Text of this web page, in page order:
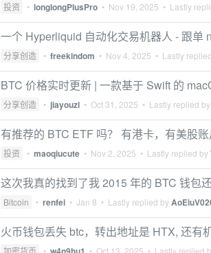
投资 • longlongPlusPro • Nov 19, 2025 • Lastly
一个 Hyperliquid 自动化交易机器人 - 跟单
分享创造 • freekindom • Nov 4, 2025 • Lastly
BTC 价格实时更新 | 一款基于 Swift 的
分享创造 • jiayouzl • Oct 31, 2025 • Lastly replied by
有推荐的 BTC ETF 吗？ 有港卡，有美股账
投资 • maoqiucute • Nov 2, 2025 • Lastly replied by
这次我真的找到了我 2015 年的 BTC 钱包
Bitcoin • renfei • Jan 8 • Lastly replied by
火币钱包丢失 btc，转出地址是 HTX, 还有
加密货币 • • Oct 13, 2025 • Lastly replied